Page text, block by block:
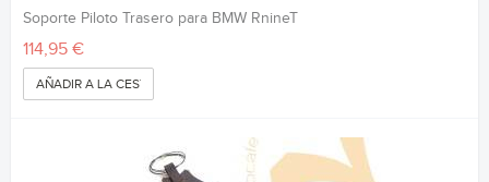
Soporte Piloto Trasero para BMW RnineT
114,95 €
AÑADIR A LA CESTA